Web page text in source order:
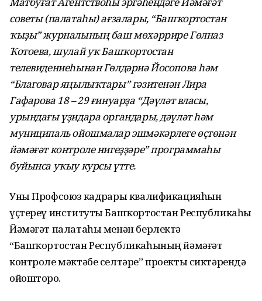
советы (палатаһы) ағзалары, “Башҡортостан
ҡыҙы” журналының баш мөхәррире Гөлназ
Ҡотоева, шулай уҡ Башҡортостан
телевидениеһынан Гөлдәриә Йосопова һәм
“Благовар яңылыҡтары” гәзитенән Лира
Гафарова 18 – 29 ғинуарҙа “Дәүләт власы,
урындағы үҙидара органдары, дәүләт һәм
муниципаль ойошмалар эшмәкәрлеге өҫтөнән
йәмәғәт контроле нигеҙҙәре” программаһы
буйынса уҡыу курсы үтте.
Уны Профсоюз кадрҙары квалификацияһын
үҫтереү институты Башҡортостан Республикаһы
Йәмәғәт палатаһы менән берлектә
“Башҡортостан Республикаһының йәмәғәт
контроле мәктәбе селтәре” проекты сиктәрендә
ойошторҙо.